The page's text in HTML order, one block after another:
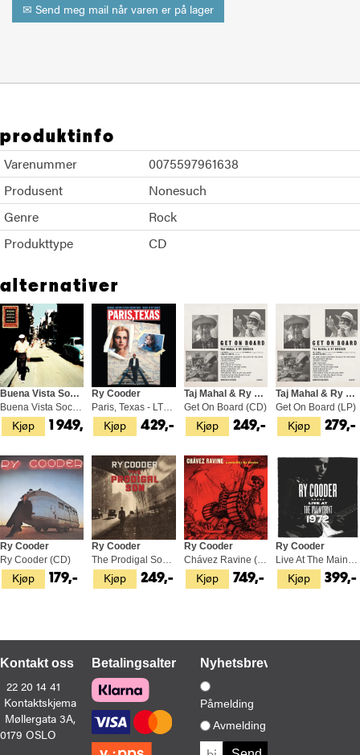
✉ Send meg mail når varen er på lager
produktinfo
Varenummer
0075597961638
Produsent
Nonesuch
Genre
Rock
Produkttype
CD
alternativer
Kjøp
Buena Vista Social Club
Buena Vista Social Club - 45rpm (4LP)
1 949,- Kjøp
Ry Cooder
Paris, Texas - LTD (LP)
429,- Kjøp
Taj Mahal & Ry Cooder
Get On Board (CD)
249,- Kjøp
Taj Mahal & Ry Cooder
Get On Board (LP)
279,-
Kjøp
Ry Cooder
Ry Cooder (CD)
179,- Kjøp
Ry Cooder
249,- Kjøp
Ry Cooder
Chávez Ravine (2LP)
749,- Kjøp
Ry Cooder
399,-
Kontakt oss
22 20 14 41
Kontaktskjema
Møllergata 3A,
0179 OSLO
BetalingsalternativerNyhetsbrev
Påmelding
Avmelding